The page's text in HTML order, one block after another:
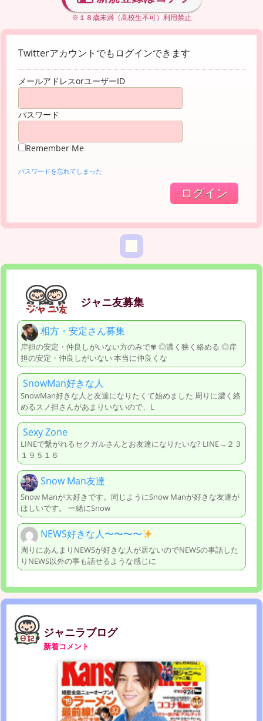
※１８歳未満（高校生不可）利用禁止
Twitterアカウントでもログインできます
メールアドレスorユーザーID
パスワード
Remember Me
パスワードを忘れてしまった
ジャニ友募集
相方・安定さん募集
岸担の安定・仲良しがいない方のみで✾ ◎濃く狭く絡める ◎岸
担の安定・仲良しがいない 本当に仲良くな
SnowMan好きな人
SnowMan好きな人と友達になりたくて始めました 周りに濃く絡
めるスノ担さんがあまりいないので、L
Sexy Zone
LINEで繋がれるセクガルさんとお友達になりたいな? LINE→２３
１９５１６
Snow Man友達
Snow Manが大好きです。同じようにSnow Manが好きな友達が
ほしいです。 一緒にSnow
NEWS好きな人〜〜〜〜
周りにあんまりNEWSが好きな人が居ないのでNEWSの事話した
りNEWS以外の事も話せるような感じに
ジャニラブログ
新着コメント